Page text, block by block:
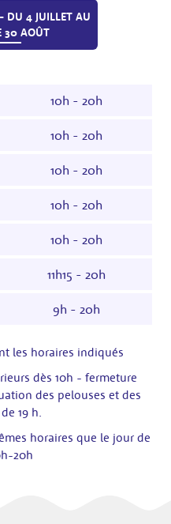
DU 4 JUILLET AU
30 AOÛT
10h - 20h
10h - 20h
10h - 20h
10h - 20h
10h - 20h
11h15 - 20h
9h - 20h
les horaires indiqués
dès 10h - fermeture
des pelouses et des
19 h.
horaires que le jour de
20h